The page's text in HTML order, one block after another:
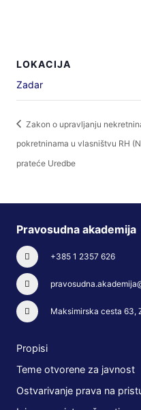
LOKACIJA
Zadar
Zakon o upravljanju
pokretninama u vlasništvu RH
prateće Uredbe
Pravosudna akademija
+385 1 2357 626
Maksimirska cesta 63,
Propisi
Teme otvorene za javnost
Ostvarivanje prava na